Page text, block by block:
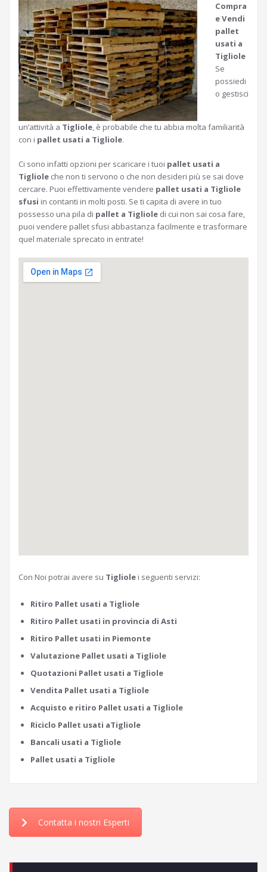
Compra
e Vendi
pallet
usati a
Tigliole
Se
possiedi
o gestisci
un’attività a Tigliole, è probabile che tu abbia molta familiarità
con i pallet usati a Tigliole.
Ci sono infatti opzioni per scaricare i tuoi pallet usati a
Tigliole che non ti servono o che non desideri più se sai dove
cercare. Puoi effettivamente vendere pallet usati a Tigliole
sfusi in contanti in molti posti. Se ti capita di avere in tuo
possesso una pila di pallet a Tigliole di cui non sai cosa fare,
puoi vendere pallet sfusi abbastanza facilmente e trasformare
quel materiale sprecato in entrate!
Con Noi potrai avere su Tigliole i seguenti servizi:
Ritiro Pallet usati a Tigliole
Ritiro Pallet usati in provincia di Asti
Ritiro Pallet usati in Piemonte
Valutazione Pallet usati a Tigliole
Quotazioni Pallet usati a Tigliole
Vendita Pallet usati a Tigliole
Acquisto e ritiro Pallet usati a Tigliole
Riciclo Pallet usati aTigliole
Bancali usati a Tigliole
Pallet usati a Tigliole
Contatta i nostri Esperti